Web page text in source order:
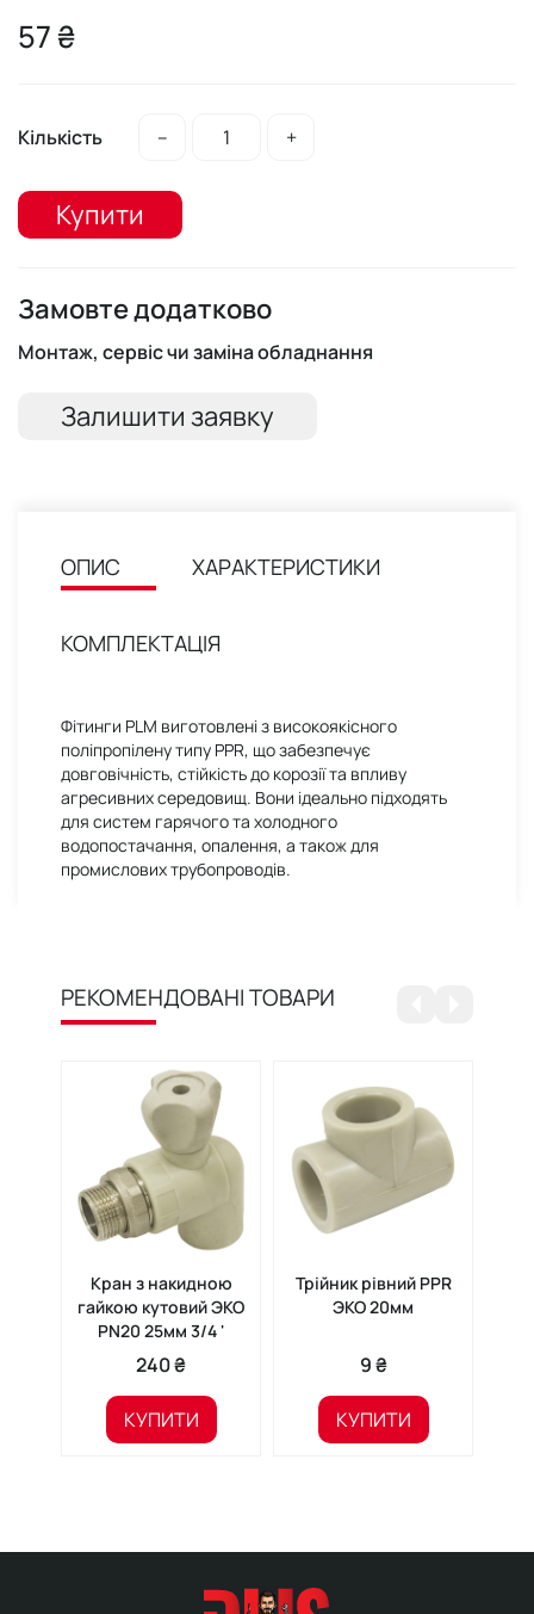
57 ₴
Кількість – +
Купити
Замовте додатково
Монтаж, сервіс чи заміна обладнання
Залишити заявку
ОПИС ХАРАКТЕРИСТИКИ
КОМПЛЕКТАЦІЯ
Фітинги PLM виготовлені з високоякісного
поліпропілену типу PPR, що забезпечує
довговічність, стійкість до корозії та впливу
агресивних середовищ. Вони ідеально підходять
для систем гарячого та холодного
водопостачання, опалення, а також для
промислових трубопроводів.
РЕКОМЕНДОВАНІ ТОВАРИ
Кран з накидною
гайкою кутовий ЭКО
PN20 25мм 3/4 '
240 ₴
КУПИТИ
Трійник рівний PPR
ЭКО 20мм
9 ₴
КУПИТИ